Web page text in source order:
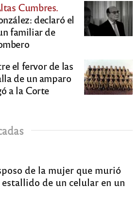
Cumbres.
declaró el
familiar de
el fervor de las
de un amparo
a la Corte
de la mujer que murió
de un celular en un